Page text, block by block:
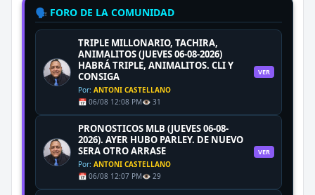
🗣️ FORO DE LA COMUNIDAD
TRIPLE MILLONARIO, TACHIRA,
ANIMALITOS (JUEVES 06-08-2026)
HABRÁ TRIPLE, ANIMALITOS. CLI Y
CONSIGA
Por: ANTONI CASTELLANO
📅 06/08 12:08 PM👁️ 31
VER
PRONOSTICOS MLB (JUEVES 06-08-
2026). AYER HUBO PARLEY. DE NUEVO
SERA OTRO ARRASE
Por: ANTONI CASTELLANO
📅 06/08 12:07 PM👁️ 29
VER